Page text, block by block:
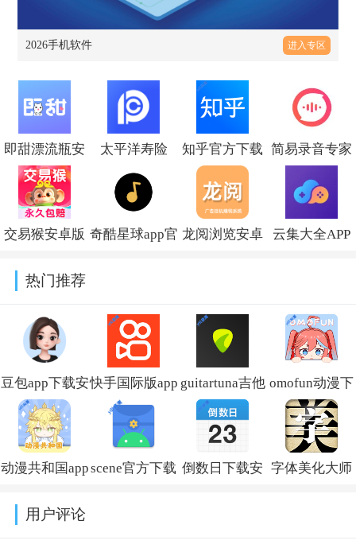
2026手机软件 进入专区
即甜漂流瓶安
卓版v1.0.0
太平洋寿险
2026最新版
v5.3.5
知乎官方下载
安装正版
v11.4.0
简易录音专家
安卓版v1.0.5
交易猴安卓版 奇酷星球app官 龙阅浏览安卓 云集大全APP
热门推荐
豆包app下载安
装新版本
v14.5.0
快手国际版app
免费下载安装
(Kwai)v13.6.40.545802
guitartuna吉他
调音器下载免
费版v7.97.0
omofun动漫下
载最新版
v1.1.73
动漫共和国appscene官方下载 倒数日下载安 字体美化大师
用户评论